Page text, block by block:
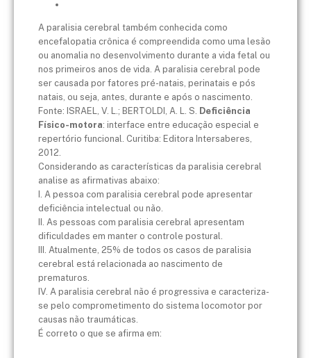
A paralisia cerebral também conhecida como
encefalopatia crônica é compreendida como uma lesão
ou anomalia no desenvolvimento durante a vida fetal ou
nos primeiros anos de vida. A paralisia cerebral pode
ser causada por fatores pré-natais, perinatais e pós
natais, ou seja, antes, durante e após o nascimento.
Fonte: ISRAEL, V. L.; BERTOLDI, A. L. S. Deficiência
Físico-motora: interface entre educação especial e
repertório funcional. Curitiba: Editora Intersaberes,
2012.
Considerando as características da paralisia cerebral
analise as afirmativas abaixo:
I. A pessoa com paralisia cerebral pode apresentar
deficiência intelectual ou não.
II. As pessoas com paralisia cerebral apresentam
dificuldades em manter o controle postural.
III. Atualmente, 25% de todos os casos de paralisia
cerebral está relacionada ao nascimento de
prematuros.
IV. A paralisia cerebral não é progressiva e caracteriza-
se pelo comprometimento do sistema locomotor por
causas não traumáticas.
É correto o que se afirma em: